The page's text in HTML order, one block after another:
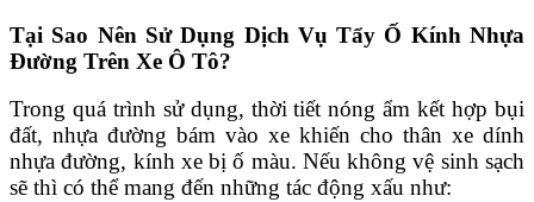
Tại Sao Nên Sử Dụng Dịch Vụ Tẩy Ố Kính Nhựa
Đường Trên Xe Ô Tô?
Trong quá trình sử dụng, thời tiết nóng ẩm kết hợp bụi
đất, nhựa đường bám vào xe khiến cho thân xe dính
nhựa đường, kính xe bị ố màu. Nếu không vệ sinh sạch
sẽ thì có thể mang đến những tác động xấu như: